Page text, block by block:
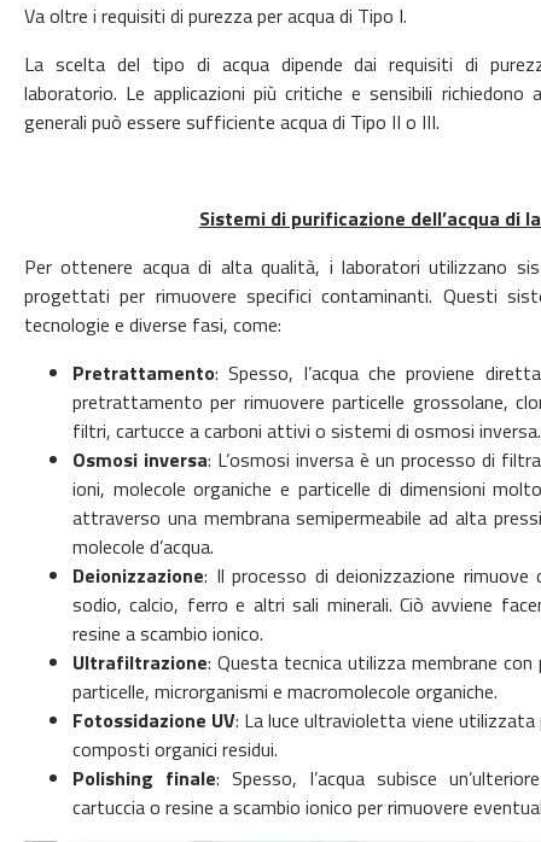
Va oltre i requisiti di purezza per acqua di Tipo I.
La scelta del tipo di acqua dipende dai requisiti di
laboratorio. Le applicazioni più critiche e sensibili
generali può essere sufficiente acqua di Tipo II o III.
Sistemi di purificazione dell’acqua di
Per ottenere acqua di alta qualità, i laboratori utilizzano
progettati per rimuovere specifici contaminanti. Questi
tecnologie e diverse fasi, come:
Pretrattamento: Spesso, l’acqua che proviene
pretrattamento per rimuovere particelle grossolane,
filtri, cartucce a carboni attivi o sistemi di osmosi inversa.
Osmosi inversa: L’osmosi inversa è un processo di
ioni, molecole organiche e particelle di dimensioni
attraverso una membrana semipermeabile ad alta
molecole d’acqua.
Deionizzazione: Il processo di deionizzazione rimuove
sodio, calcio, ferro e altri sali minerali. Ciò avviene
resine a scambio ionico.
Ultrafiltrazione: Questa tecnica utilizza membrane
particelle, microrganismi e macromolecole organiche.
Fotossidazione UV: La luce ultravioletta viene
composti organici residui.
Polishing finale: Spesso, l’acqua subisce
cartuccia o resine a scambio ionico per rimuovere